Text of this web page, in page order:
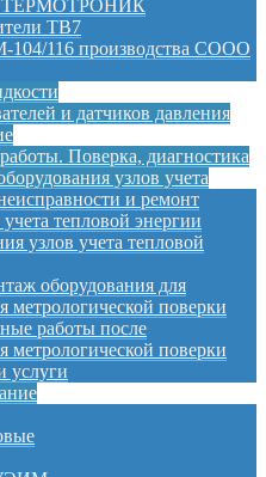
ТЕРМОТРОНИК
ТВ7
104/116 производства СООО
и датчиков давления
Поверка, диагностика
узлов учета
и ремонт
тепловой энергии
узлов учета тепловой
оборудования для
метрологической поверки
работы после
метрологической поверки
услуги